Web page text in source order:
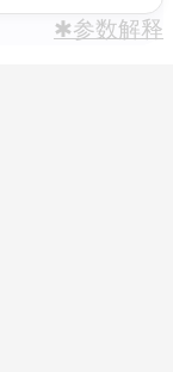
✱参数解释